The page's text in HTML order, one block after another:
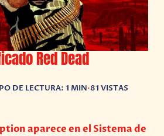
Red Dead
DE LECTURA: 1 MIN•81 VISTAS
aparece en el Sistema de